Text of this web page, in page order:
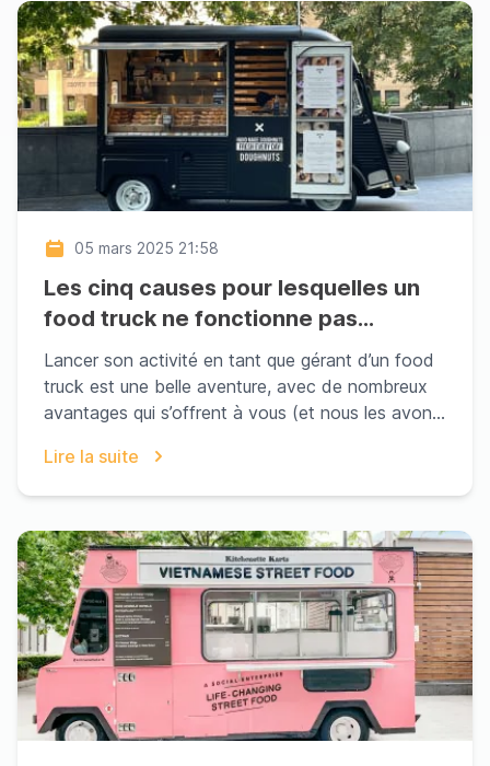
05 mars 2025 21:58
Les cinq causes pour lesquelles un
food truck ne fonctionne pas
correctement
Lancer son activité en tant que gérant d’un food
truck est une belle aventure, avec de nombreux
avantages qui s’offrent à vous (et nous les avons
Lire la suite